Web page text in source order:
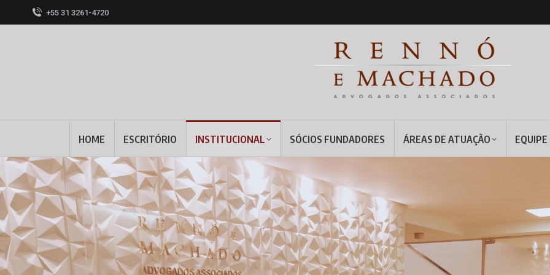
+55 31 3261-4720
HOME ESCRITÓRIO INSTITUCIONAL SÓCIOS FUNDADORES ÁREAS DE ATUAÇÃO EQUIPE